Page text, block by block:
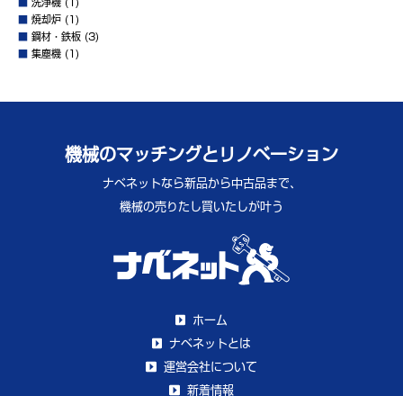
洗浄機 (1)
焼却炉 (1)
鋼材・鉄板 (3)
集塵機 (1)
機械のマッチングとリノベーション
ナベネットなら新品から中古品まで、
機械の売りたし買いたしが叶う
ホーム
ナベネットとは
運営会社について
新着情報